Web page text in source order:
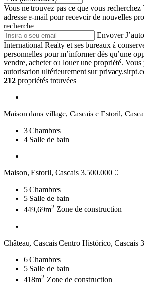
Vous ne trouvez pas ce que vous recherchez
adresse e-mail pour recevoir de nouvelles
recherche.
Envoyer
International Realty et ses bureaux à
personnelles pour m’informer dès qu’une
vendre, acheter ou louer une propriété.
autorisation ultérieurement sur
212 propriétés trouvées
Maison dans village, Cascais e Estoril,
3 Chambres
4 Salle de bain
Maison, Estoril, Cascais 3.500.000 €
5 Chambres
5 Salle de bain
449,69m2 Zone de construction
Château, Cascais Centro Histórico, Cascais
6 Chambres
5 Salle de bain
418m2 Zone de construction